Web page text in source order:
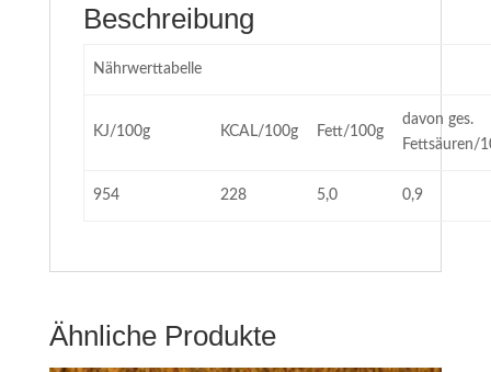
Beschreibung
Nährwerttabelle
KJ/100g KCAL/100g Fett/100g
davon ges.
Fettsäuren/
954 228 5,0 0,9
Ähnliche Produkte